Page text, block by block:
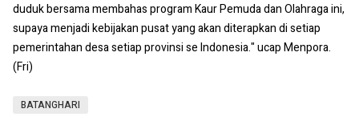
duduk bersama membahas program Kaur Pemuda dan Olahraga ini,
supaya menjadi kebijakan pusat yang akan diterapkan di setiap
pemerintahan desa setiap provinsi se Indonesia." ucap Menpora.
(Fri)
BATANGHARI